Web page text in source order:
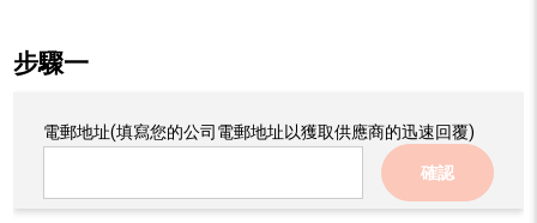
步驟一
電郵地址(填寫您的公司電郵地址以獲取供應商的迅速回覆)
確認